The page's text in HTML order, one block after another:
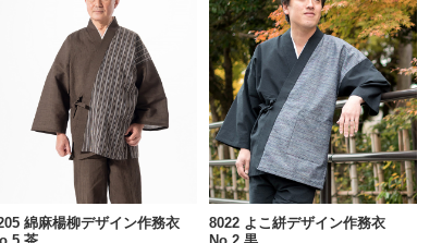
綿麻楊柳デザイン作務衣
8022 よこ絣デザイン作務衣